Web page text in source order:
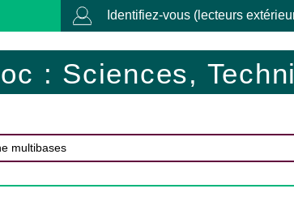
Identifiez-vous (lecteurs
: Sciences,